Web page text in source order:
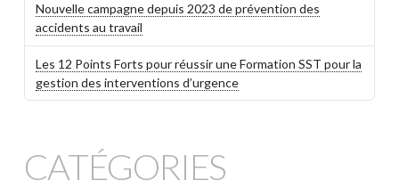
Nouvelle campagne depuis 2023 de prévention des
accidents au travail
Les 12 Points Forts pour réussir une Formation SST pour la
gestion des interventions d’urgence
CATÉGORIES